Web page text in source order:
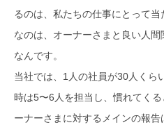
るのは、私たちの仕事にとって
なのは、オーナーさまと良い人間
なんです。
当社では、1人の社員が30人くら
時は5〜6人を担当し、慣れてく
ーナーさまに対するメインの報